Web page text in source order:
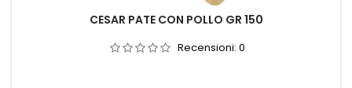
CESAR PATE CON POLLO GR 150
Recensioni: 0